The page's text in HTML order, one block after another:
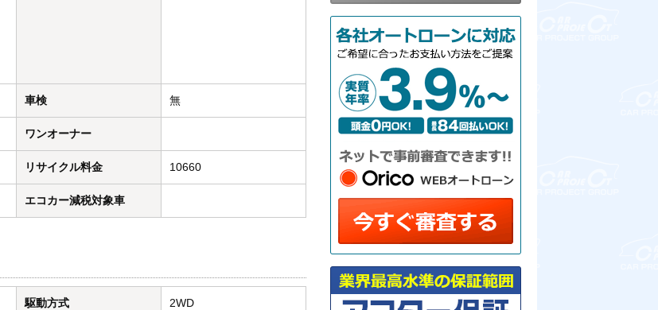
車検 無
ワンオーナー
リサイクル料金 10660
エコカー減税対象車
駆動方式 2WD